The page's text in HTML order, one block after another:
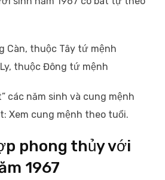
Càn, thuộc Tây tứ mệnh
thuộc Đông tứ mệnh
các năm sinh và cung mệnh
Xem cung mệnh theo tuổi.
phong thủy với
1967